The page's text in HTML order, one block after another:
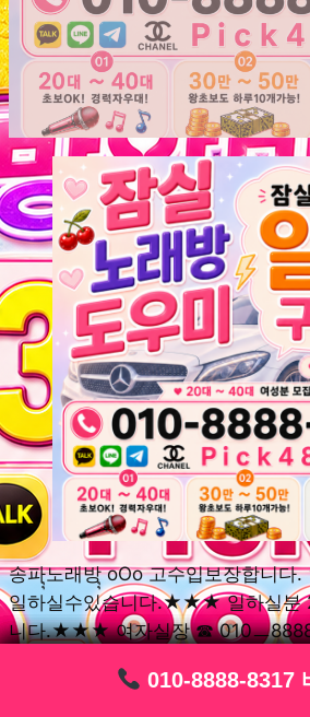
010-8888-8317
010-8888-8317
010-8888-8317
010-8888-8317
010-8888-8317
010-8888-8317
송파ุุ노래방ุุ oOo 고수입보장합니
일하실수있습니다.★★★ 일하실분
니다.★★★ 여자실장 ☎ 010ㅡ
세요. 여성ㅣุุ알바ุุㅣ여기 신천동ุุ노래
010-8888-8317
010-8888-8317
010-8888-8317